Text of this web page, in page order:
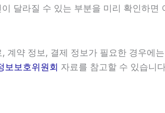
달라질 수 있는 부분을 미리 확인하
약 정보, 결제 정보가 필요한 경우에
보보호위원회 자료를 참고할 수 있습니